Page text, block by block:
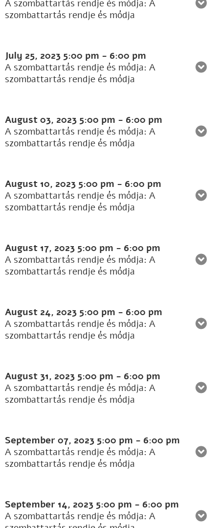
A szombattartás rendje és módja: A
szombattartás rendje és módja
July 25, 2023 5:00 pm - 6:00 pm
A szombattartás rendje és módja: A
szombattartás rendje és módja
August 03, 2023 5:00 pm - 6:00 pm
A szombattartás rendje és módja: A
szombattartás rendje és módja
August 10, 2023 5:00 pm - 6:00 pm
A szombattartás rendje és módja: A
szombattartás rendje és módja
August 17, 2023 5:00 pm - 6:00 pm
A szombattartás rendje és módja: A
szombattartás rendje és módja
August 24, 2023 5:00 pm - 6:00 pm
A szombattartás rendje és módja: A
szombattartás rendje és módja
August 31, 2023 5:00 pm - 6:00 pm
A szombattartás rendje és módja: A
szombattartás rendje és módja
September 07, 2023 5:00 pm - 6:00 pm
A szombattartás rendje és módja: A
szombattartás rendje és módja
September 14, 2023 5:00 pm - 6:00 pm
A szombattartás rendje és módja: A